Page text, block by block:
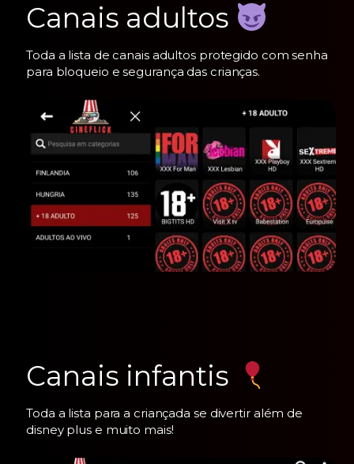
Canais adultos
Toda a lista de canais adultos protegido com senha
para bloqueio e segurança das crianças.
Canais infantis
Toda a lista para a criançada se divertir além de
disney plus e muito mais!